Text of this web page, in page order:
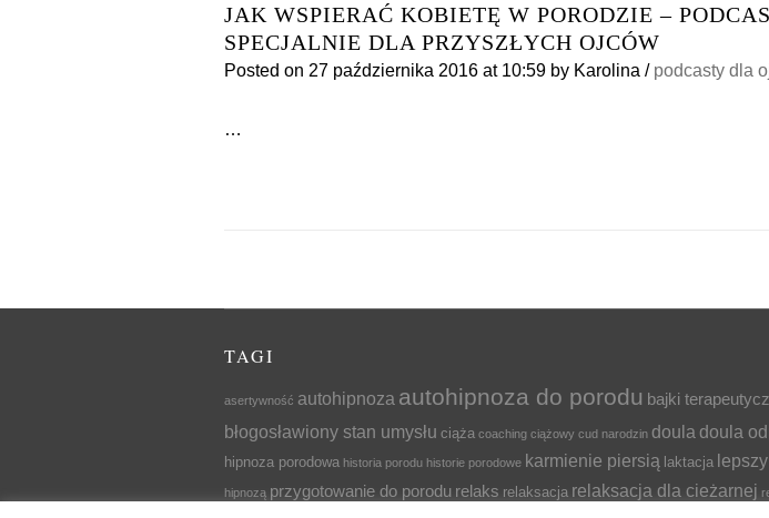
JAK WSPIERAĆ KOBIETĘ W PORODZIE –
SPECJALNIE DLA PRZYSZŁYCH OJCÓW
Posted on 27 października 2016 at 10:59 by Karolina / podcasty dla
…
TAGI
asertywność autohipnoza autohipnoza do porodu bajki
błogosławiony stan umysłu ciąża coaching ciążowy cud narodzin doula doula
hipnoza porodowa historia porodu historie porodowe karmienie piersią laktacja
hipnozą przygotowanie do porodu relaks relaksacja relaksacja dla cieżarnej